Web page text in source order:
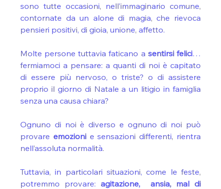
sono tutte occasioni, nell’immaginario comune,
contornate da un alone di magia, che rievoca
pensieri positivi, di gioia, unione, affetto.
Molte persone tuttavia faticano a sentirsi felici…
fermiamoci a pensare: a quanti di noi è capitato
di essere più nervoso, o triste? o di assistere
proprio il giorno di Natale a un litigio in famiglia
senza una causa chiara?
Ognuno di noi è diverso e ognuno di noi può
provare emozioni e sensazioni differenti, rientra
nell’assoluta normalità.
Tuttavia, in particolari situazioni, come le feste,
potremmo provare: agitazione,  ansia, mal di